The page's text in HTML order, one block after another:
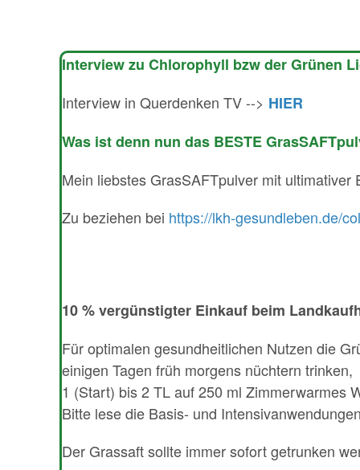
Interview zu Chlorophyll bzw der Grünen
Interview in Querdenken TV --> HIER
Was ist denn nun das BESTE
Mein liebstes GrasSAFTpulver mit
Zu beziehen bei https://lkh-gesundleben.de/
10 % vergünstigter Einkauf beim
Für optimalen gesundheitlichen Nutzen die
einigen Tagen früh morgens nüchtern trinken,
1 (Start) bis 2 TL auf 250 ml Zimmerwarmes
Bitte lese die Basis- und
Der Grassaft sollte immer sofort getrunken